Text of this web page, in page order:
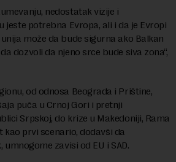
nedostatak vizije i
jeste potrebna Evropa, ali i da je Evropi
može da bude sigurna ako Balkan
dozvoli da njeno srce bude siva zona“,
od odnosa Beograda i Prištine,
puča u Crnoj Gori i pretnji
Srpskoj, do krize u Makedoniji, Rama
kao prvi scenario, dodavši da
zavisi od EU i SAD.